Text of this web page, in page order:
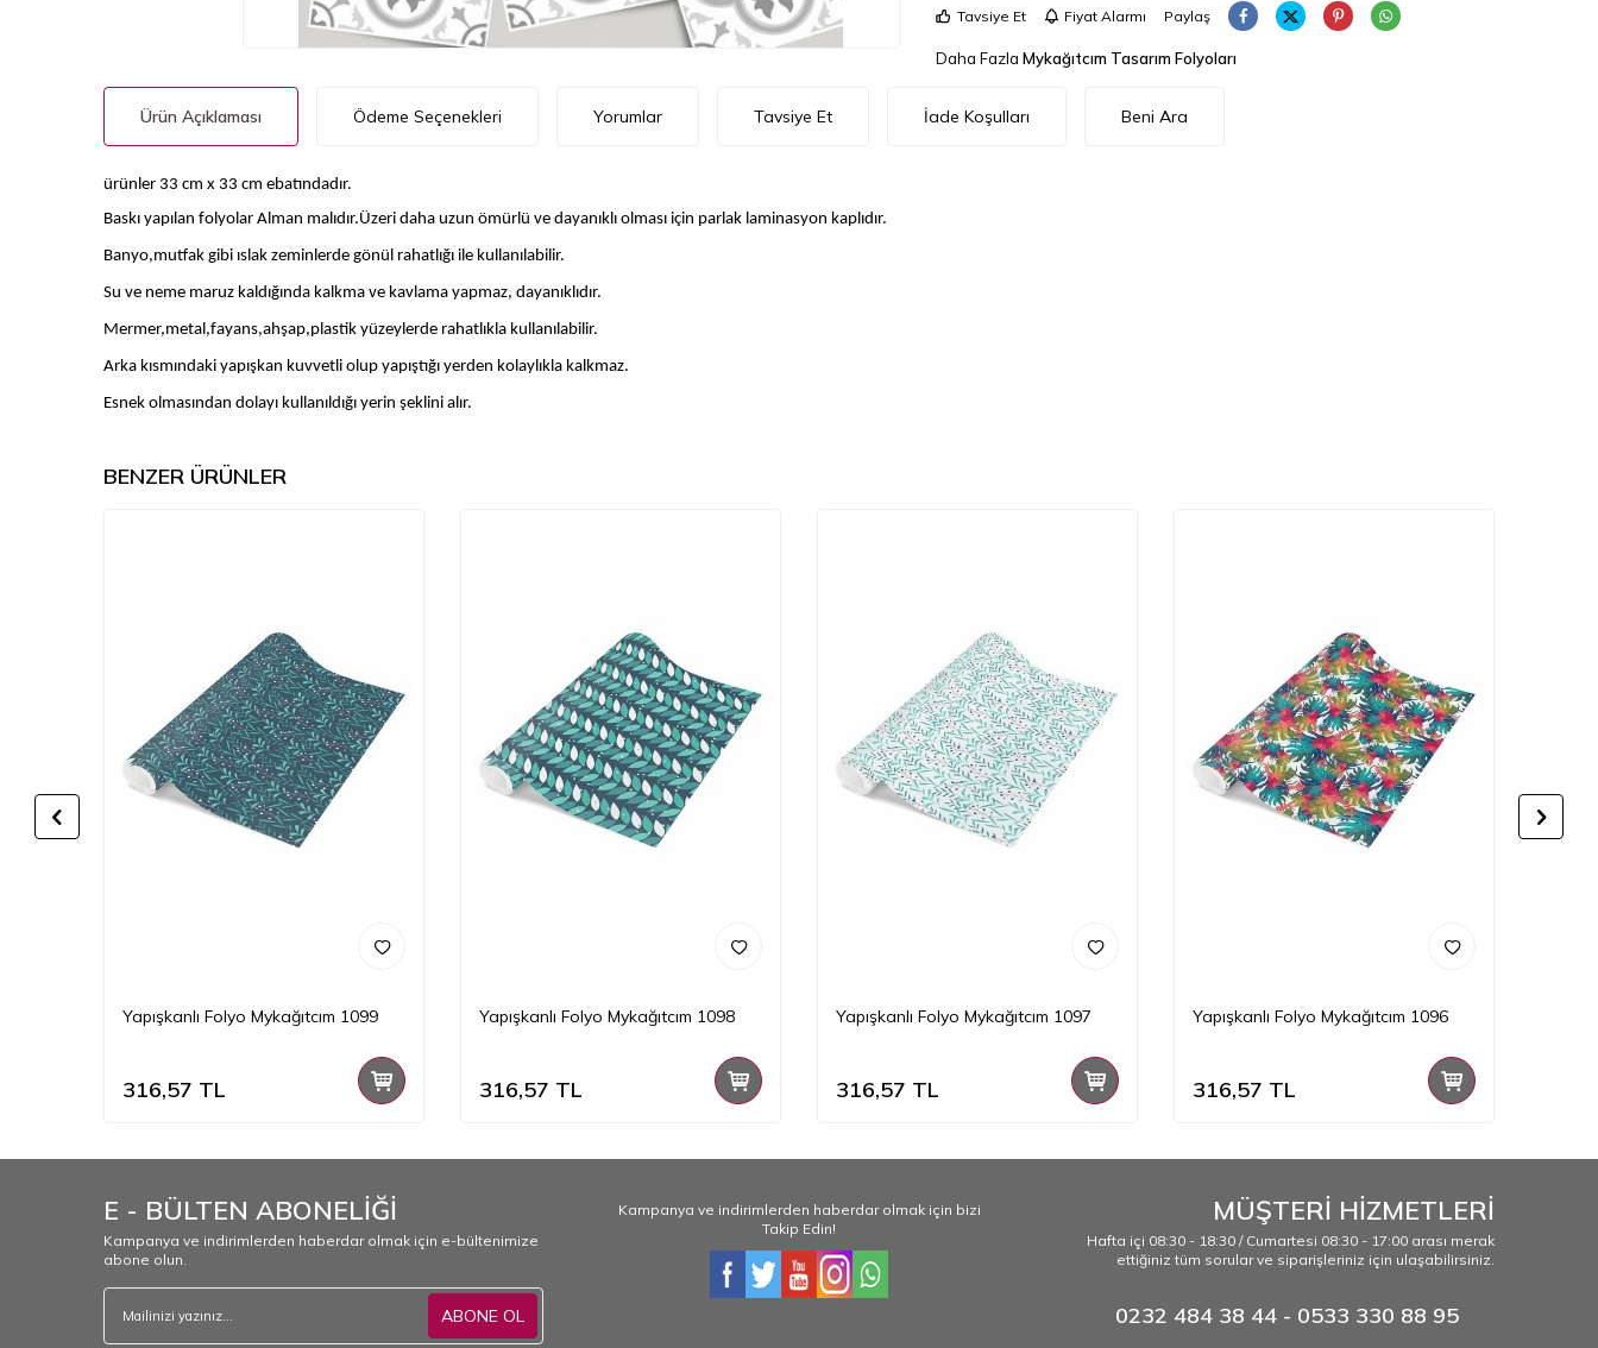
Tavsiye Et Fiyat Alarmı Paylaş
Daha Fazla Mykağıtcım Tasarım Folyoları
Ürün Açıklaması Ödeme Seçenekleri Yorumlar Tavsiye Et İade Koşulları Beni Ara
ürünler 33 cm x 33 cm ebatındadır.
Baskı yapılan folyolar Alman malıdır.Üzeri daha uzun ömürlü ve dayanıklı olması için parlak laminasyon kaplıdır.
Banyo,mutfak gibi ıslak zeminlerde gönül rahatlığı ile kullanılabilir.
Su ve neme maruz kaldığında kalkma ve kavlama yapmaz, dayanıklıdır.
Mermer,metal,fayans,ahşap,plastik yüzeylerde rahatlıkla kullanılabilir.
Arka kısmındaki yapışkan kuvvetli olup yapıştığı yerden kolaylıkla kalkmaz.
Esnek olmasından dolayı kullanıldığı yerin şeklini alır.
BENZER ÜRÜNLER
Yapışkanlı Folyo Mykağıtcım 1099
316,57 TL
Yapışkanlı Folyo Mykağıtcım 1098
316,57 TL
Yapışkanlı Folyo Mykağıtcım 1097
316,57 TL
Yapışkanlı Folyo Mykağıtcım 1096
316,57 TL
E - BÜLTEN ABONELİĞİ
Kampanya ve indirimlerden haberdar olmak için e-bültenimize
abone olun.
ABONE OL
Kampanya ve indirimlerden haberdar olmak için bizi
Takip Edin!
MÜŞTERİ HİZMETLERİ
Hafta içi 08:30 - 18:30 / Cumartesi 08:30 - 17:00 arası merak
ettiğiniz tüm sorular ve siparişleriniz için ulaşabilirsiniz.
0232 484 38 44 - 0533 330 88 95